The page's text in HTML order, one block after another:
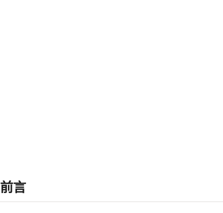
前言